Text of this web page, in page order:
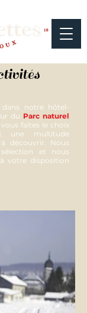
dans notre hôtel-
du Parc naturel
vous faites le choix
une multitude
découvrir. Nous
et nous
votre disposition